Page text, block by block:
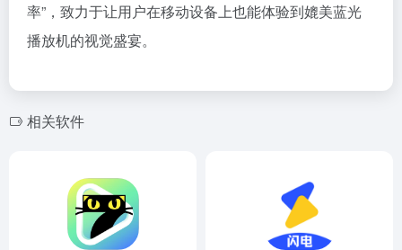
率”，致力于让用户在移动设备上也能体验到媲美蓝光
播放机的视觉盛宴。
相关软件